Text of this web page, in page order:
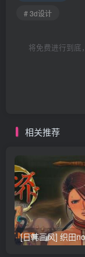
# 3d设计
将免费进行到底
相关推荐